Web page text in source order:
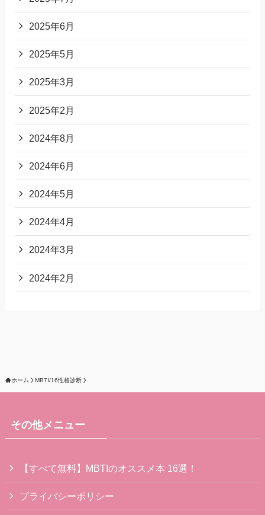
2025年6月
2025年5月
2025年3月
2025年2月
2024年8月
2024年6月
2024年5月
2024年4月
2024年3月
2024年2月
ホーム MBTI/16性格診断
その他メニュー
【すべて無料】MBTIのオススメ本 16選！
プライバシーポリシー